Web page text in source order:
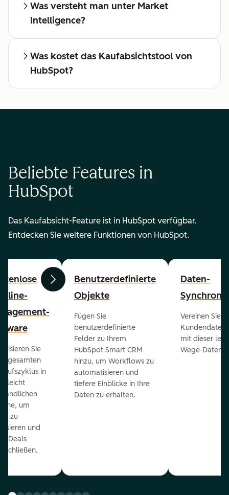
Was versteht man unter Market
Intelligence?
Was kostet das Kaufabsichtstool von
HubSpot?
Beliebte Features in
HubSpot
Das Kaufabsicht-Feature ist in HubSpot verfügbar.
Entdecken Sie weitere Funktionen von HubSpot.
ZurückWeiter
Sie
gesamten
in
leicht
um
zu
und
Deals
Benutzerdefinierte
Objekte
Fügen Sie
benutzerdefinierte
Felder zu Ihrem
HubSpot Smart CRM
hinzu, um Workflows zu
automatisieren und
tiefere Einblicke in Ihre
Daten zu erhalten.
Daten-
Vereinen Sie
Kundendaten
mit dieser
Wege-Daten-